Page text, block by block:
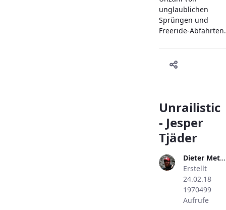
unglaublichen
Sprüngen und
Freeride-Abfahrten.
Unrailistic
- Jesper
Tjäder
Dieter Metzler
Erstellt
24.02.18
1970499
Aufrufe